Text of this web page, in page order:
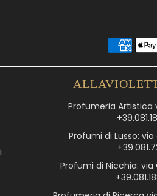
Profumeria Artistica
Profumi di Lusso:
Profumi di Nicchia: via